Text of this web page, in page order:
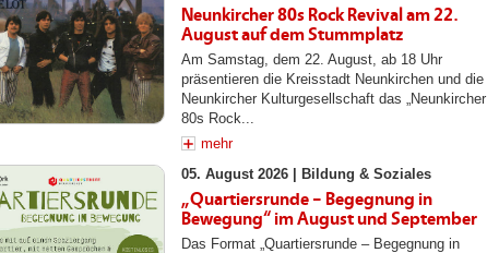
Neunkircher 80s Rock Revival am 22.
August auf dem Stummplatz
Am Samstag, dem 22. August, ab 18 Uhr
präsentieren die Kreisstadt Neunkirchen und die
Neunkircher Kulturgesellschaft das „Neunkircher
80s Rock...
mehr
05. August 2026 |
Bildung & Soziales
„Quartiersrunde – Begegnung in
Bewegung“ im August und September
Das Format „Quartiersrunde – Begegnung in